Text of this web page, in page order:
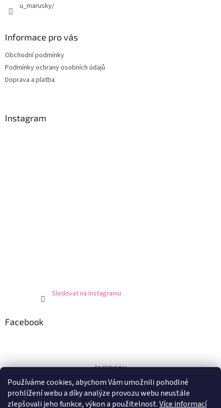
Používáme cookies, abychom Vám umožnili pohodlné
prohlížení webu a díky analýze provozu webu neustále
zlepšovali jeho funkce, výkon a použitelnost.Více informací
u_marusky/
Informace pro vás
Obchodní podmínky
Podmínky ochrany osobních údajů
Doprava a platba
Instagram
Sledovat na Instagramu
Facebook
FACEBOOK
Certifikát